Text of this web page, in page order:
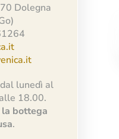
Dolegna
lunedì al
18.00.
bottega
.